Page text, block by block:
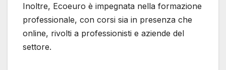
Inoltre, Ecoeuro è impegnata nella formazione
professionale, con corsi sia in presenza che
online, rivolti a professionisti e aziende del
settore.